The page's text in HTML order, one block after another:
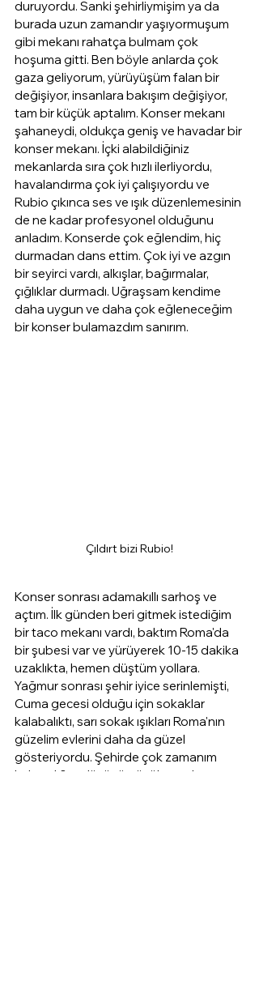
duruyordu. Sanki şehirliymişim ya da
burada uzun zamandır yaşıyormuşum
gibi mekanı rahatça bulmam çok
hoşuma gitti. Ben böyle anlarda çok
gaza geliyorum, yürüyüşüm falan bir
değişiyor, insanlara bakışım değişiyor,
tam bir küçük aptalım. Konser mekanı
şahaneydi, oldukça geniş ve havadar bir
konser mekanı. İçki alabildiğiniz
mekanlarda sıra çok hızlı ilerliyordu,
havalandırma çok iyi çalışıyordu ve
Rubio çıkınca ses ve ışık düzenlemesinin
de ne kadar profesyonel olduğunu
anladım. Konserde çok eğlendim, hiç
durmadan dans ettim. Çok iyi ve azgın
bir seyirci vardı, alkışlar, bağırmalar,
çığlıklar durmadı. Uğraşsam kendime
daha uygun ve daha çok eğleneceğim
bir konser bulamazdım sanırım.
Çıldırt bizi Rubio!
Konser sonrası adamakıllı sarhoş ve
açtım. İlk günden beri gitmek istediğim
bir taco mekanı vardı, baktım Roma'da
bir şubesi var ve yürüyerek 10-15 dakika
uzaklıkta, hemen düştüm yollara.
Yağmur sonrası şehir iyice serinlemişti,
Cuma gecesi olduğu için sokaklar
kalabalıktı, sarı sokak ışıkları Roma'nın
güzelim evlerini daha da güzel
gösteriyordu. Şehirde çok zamanım
kalmadığını düşünüp üzülsem de